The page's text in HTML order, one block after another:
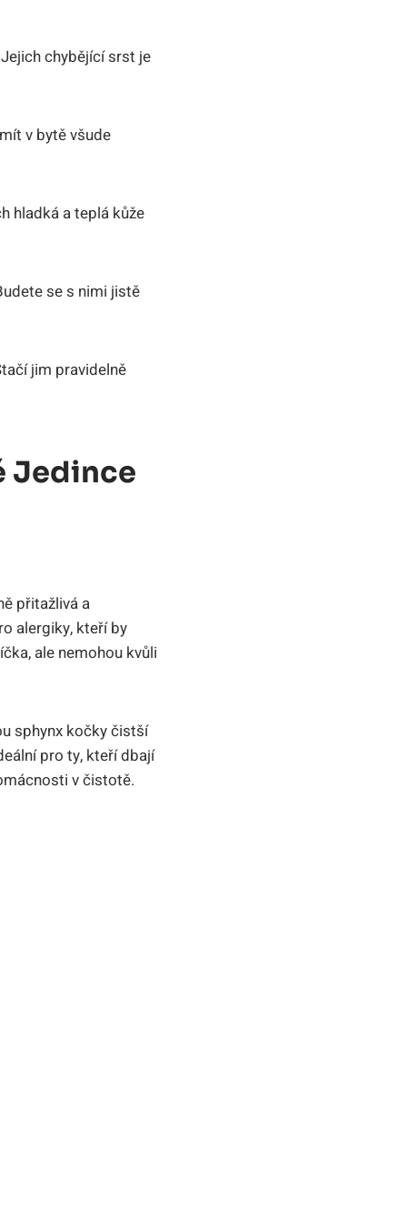
chybějící srst je
v bytě všude
hladká a teplá kůže
se s nimi jistě
jim pravidelně
Jedince
přitažlivá a
alergiky, kteří by
ale nemohou kvůli
sphynx kočky čistší
pro ty, kteří dbají
v čistotě.